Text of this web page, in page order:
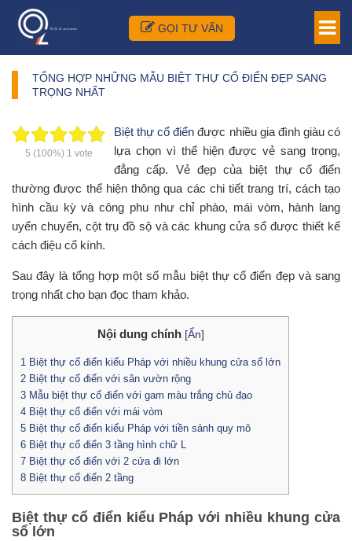
GỌI TƯ VẤN
TỔNG HỢP NHỮNG MẪU BIỆT THỰ CỔ ĐIỂN ĐẸP SANG
TRỌNG NHẤT
5 (100%) 1 vote
Biệt thự cổ điển được nhiều gia đình giàu có
lựa chọn vì thể hiện được vẻ sang trọng,
đẳng cấp. Vẻ đẹp của biệt thự cổ điển
thường được thể hiện thông qua các chi tiết trang trí, cách tạo
hình cầu kỳ và công phu như chỉ phào, mái vòm, hành lang
uyển chuyển, cột trụ đồ sộ và các khung cửa sổ được thiết kế
cách điệu cổ kính.
Sau đây là tổng hợp một số mẫu biệt thự cổ điển đẹp và sang
trọng nhất cho bạn đọc tham khảo.
Nội dung chính [Ẩn]
1 Biệt thự cổ điển kiểu Pháp với nhiều khung cửa sổ lớn
2 Biệt thự cổ điển với sân vườn rộng
3 Mẫu biệt thự cổ điển với gam màu trắng chủ đạo
4 Biệt thự cổ điển với mái vòm
5 Biệt thự cổ điển kiểu Pháp với tiền sảnh quy mô
6 Biệt thự cổ điển 3 tầng hình chữ L
7 Biệt thự cổ điển với 2 cửa đi lớn
8 Biệt thự cổ điển 2 tầng
Biệt thự cổ điển kiểu Pháp với nhiều khung cửa
sổ lớn